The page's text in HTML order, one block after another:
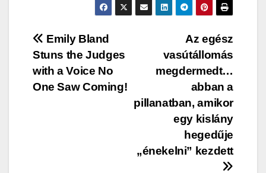
Post
navigation
Az egész
vasútállomás
megdermedt…
abban a
pillanatban, amikor
egy kislány
hegedűje
„énekelni” kezdett
Emily Bland
Stuns the Judges
with a Voice No
One Saw Coming!